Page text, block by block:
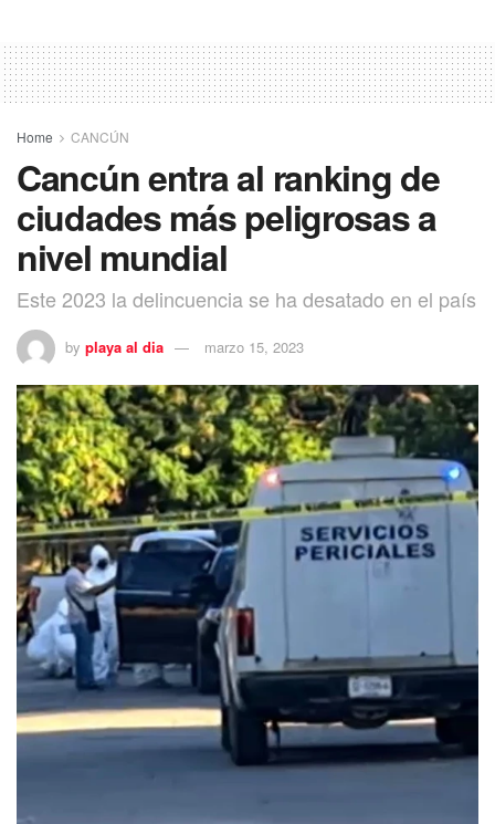
Home CANCÚN
Cancún entra al ranking de
ciudades más peligrosas a
nivel mundial
Este 2023 la delincuencia se ha desatado en el país
by playa al dia marzo 15, 2023